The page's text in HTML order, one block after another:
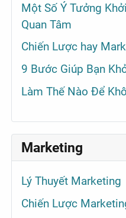
Một Số Ý Tưởng
Quan Tâm
Chiến Lược hay
9 Bước Giúp Bạn
Làm Thế Nào Để
Marketing
Lý Thuyết Marketing
Chiến Lược